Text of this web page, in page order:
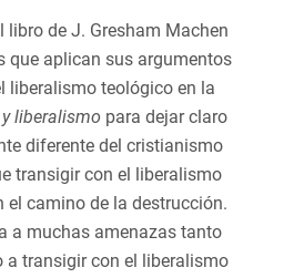
de J. Gresham Machen
que aplican sus argumentos
liberalismo teológico en la
liberalismo para dejar claro
diferente del cristianismo
transigir con el liberalismo
el camino de la destrucción.
a muchas amenazas tanto
a transigir con el liberalismo